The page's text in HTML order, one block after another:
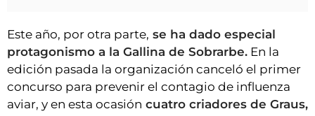
Este año, por otra parte, se ha dado especial
protagonismo a la Gallina de Sobrarbe. En la
edición pasada la organización canceló el primer
concurso para prevenir el contagio de influenza
aviar, y en esta ocasión cuatro criadores de Graus,